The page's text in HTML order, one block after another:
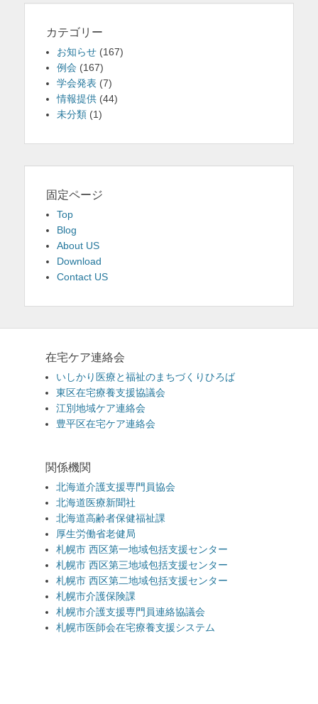
カテゴリー
お知らせ (167)
例会 (167)
学会発表 (7)
情報提供 (44)
未分類 (1)
固定ページ
Top
Blog
About US
Download
Contact US
在宅ケア連絡会
いしかり医療と福祉のまちづくりひろば
東区在宅療養支援協議会
江別地域ケア連絡会
豊平区在宅ケア連絡会
関係機関
北海道介護支援専門員協会
北海道医療新聞社
北海道高齢者保健福祉課
厚生労働省老健局
札幌市 西区第一地域包括支援センター
札幌市 西区第三地域包括支援センター
札幌市 西区第二地域包括支援センター
札幌市介護保険課
札幌市介護支援専門員連絡協議会
札幌市医師会在宅療養支援システム